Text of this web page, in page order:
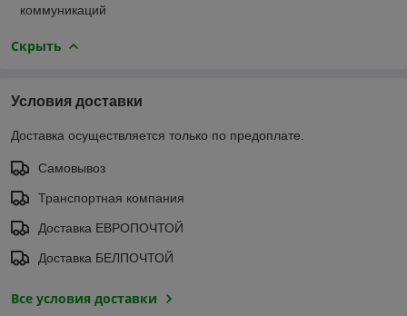
коммуникаций
Скрыть
Условия доставки
Доставка осуществляется только по предоплате.
Самовывоз
Транспортная компания
Доставка ЕВРОПОЧТОЙ
Доставка БЕЛПОЧТОЙ
Все условия доставки